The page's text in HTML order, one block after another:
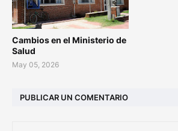
Cambios en el Ministerio de
Salud
May 05, 2026
PUBLICAR UN COMENTARIO